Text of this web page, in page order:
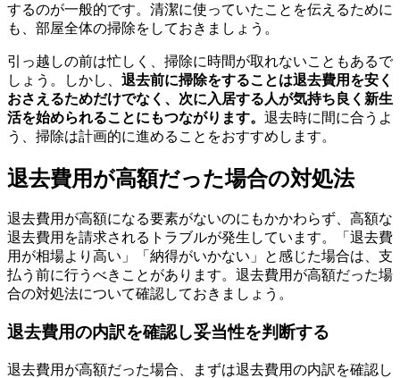
するのが一般的です。清潔に使っていたことを伝えるために
も、部屋全体の掃除をしておきましょう。
引っ越しの前は忙しく、掃除に時間が取れないこともあるで
しょう。しかし、 退去前に掃除をすることは退去費用を安く
おさえるためだけでなく、次に入居する人が気持ち良く新生
活を始められることにもつながります。 退去時に間に合うよ
う、掃除は計画的に進めることをおすすめします。
退去費用が高額だった場合の対処法
退去費用が高額になる要素がないのにもかかわらず、高額な
退去費用を請求されるトラブルが発生しています。「退去費
用が相場より高い」「納得がいかない」と感じた場合は、支
払う前に行うべきことがあります。退去費用が高額だった場
合の対処法について確認しておきましょう。
退去費用の内訳を確認し妥当性を判断する
退去費用が高額だった場合、まずは退去費用の内訳を確認し